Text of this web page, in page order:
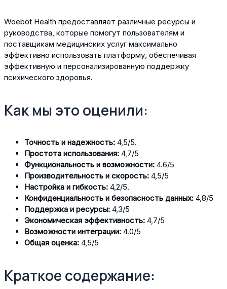
Woebot Health предоставляет различные ресурсы и
руководства, которые помогут пользователям и
поставщикам медицинских услуг максимально
эффективно использовать платформу, обеспечивая
эффективную и персонализированную поддержку
психического здоровья.
Как мы это оценили:
Точность и надежность: 4,5/5.
Простота использования: 4,7/5
Функциональность и возможности: 4.6/5
Производительность и скорость: 4,5/5
Настройка и гибкость: 4,2/5.
Конфиденциальность и безопасность данных: 4,8/5
Поддержка и ресурсы: 4,3/5
Экономическая эффективность: 4,7/5
Возможности интеграции: 4.0/5
Общая оценка: 4,5/5
Краткое содержание: